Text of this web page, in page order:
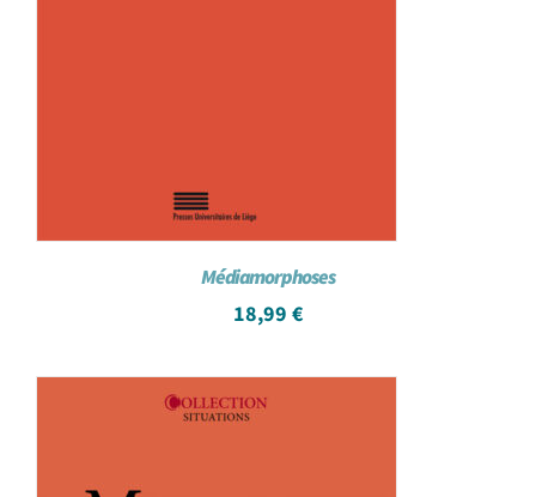
Médiamorphoses
18,99 €